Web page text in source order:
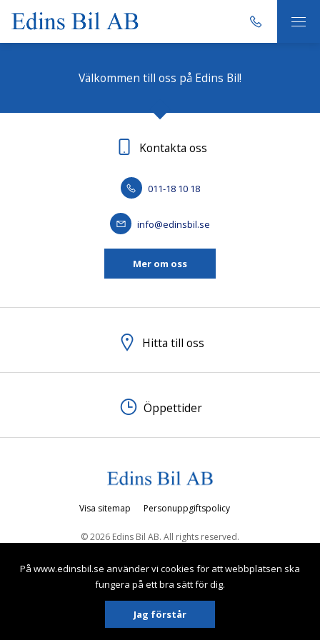
På www.edinsbil.se använder vi cookies för att webbplatsen ska
fungera på ett bra sätt för dig.
Jag förstår
Välkommen till oss på Edins Bil!
Kontakta oss
011-18 10 18
info@edinsbil.se
Mer om oss
Hitta till oss
Öppettider
© 2026 Edins Bil AB. All rights reserved.
Visa sitemap Personuppgiftspolicy